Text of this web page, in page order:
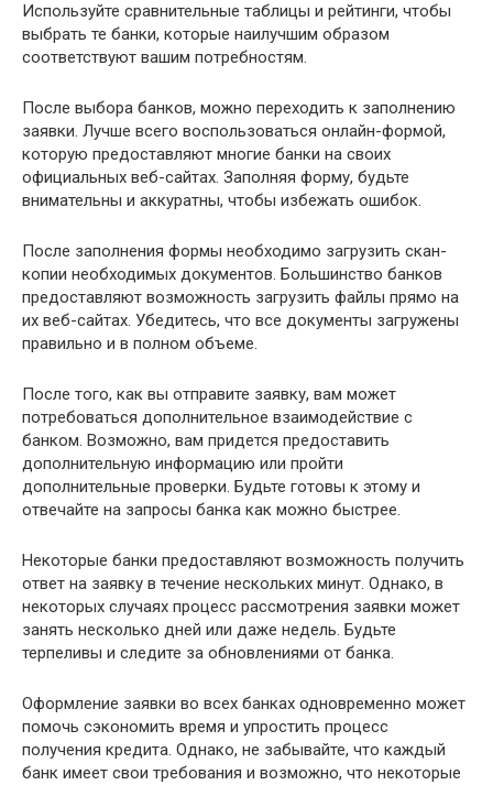
Используйте сравнительные таблицы и рейтинги, чтобы
выбрать те банки, которые наилучшим образом
соответствуют вашим потребностям.
После выбора банков, можно переходить к заполнению
заявки. Лучше всего воспользоваться онлайн-формой,
которую предоставляют многие банки на своих
официальных веб-сайтах. Заполняя форму, будьте
внимательны и аккуратны, чтобы избежать ошибок.
После заполнения формы необходимо загрузить скан-
копии необходимых документов. Большинство банков
предоставляют возможность загрузить файлы прямо на
их веб-сайтах. Убедитесь, что все документы загружены
правильно и в полном объеме.
После того, как вы отправите заявку, вам может
потребоваться дополнительное взаимодействие с
банком. Возможно, вам придется предоставить
дополнительную информацию или пройти
дополнительные проверки. Будьте готовы к этому и
отвечайте на запросы банка как можно быстрее.
Некоторые банки предоставляют возможность получить
ответ на заявку в течение нескольких минут. Однако, в
некоторых случаях процесс рассмотрения заявки может
занять несколько дней или даже недель. Будьте
терпеливы и следите за обновлениями от банка.
Оформление заявки во всех банках одновременно может
помочь сэкономить время и упростить процесс
получения кредита. Однако, не забывайте, что каждый
банк имеет свои требования и возможно, что некоторые